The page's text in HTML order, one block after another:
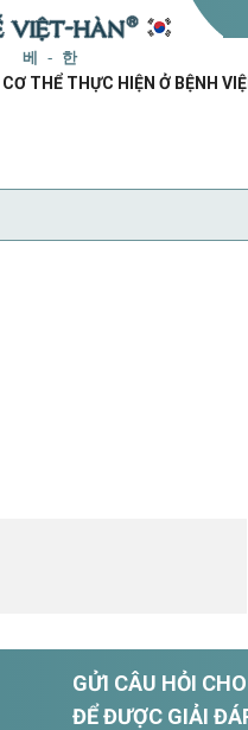
베-한
THỂ THỰC HIỆN Ở BỆNH
GỬI CÂU HỎI
ĐỂ ĐƯỢC GIẢI